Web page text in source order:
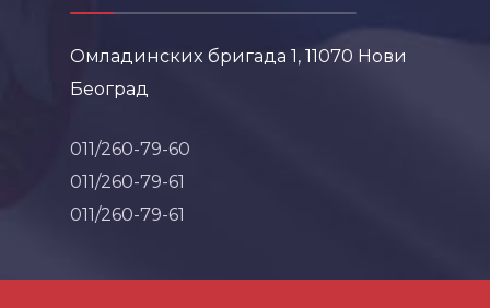
Омладинских бригада 1, 11070 Нови
Београд
011/260-79-60
011/260-79-61
011/260-79-61